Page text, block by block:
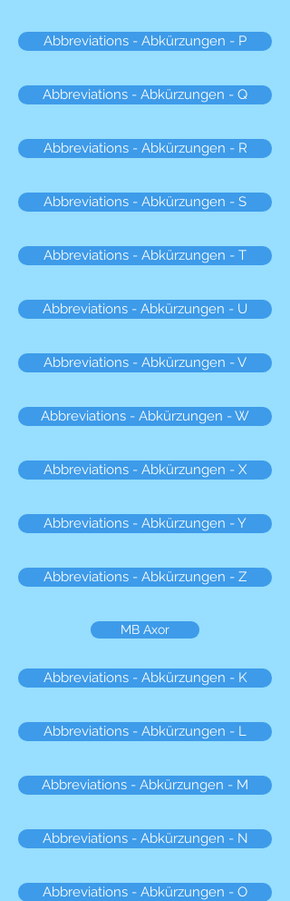
Abbreviations - Abkürzungen - P
Abbreviations - Abkürzungen - Q
Abbreviations - Abkürzungen - R
Abbreviations - Abkürzungen - S
Abbreviations - Abkürzungen - T
Abbreviations - Abkürzungen - U
Abbreviations - Abkürzungen - V
Abbreviations - Abkürzungen - W
Abbreviations - Abkürzungen - X
Abbreviations - Abkürzungen - Y
Abbreviations - Abkürzungen - Z
MB Axor
Abbreviations - Abkürzungen - K
Abbreviations - Abkürzungen - L
Abbreviations - Abkürzungen - M
Abbreviations - Abkürzungen - N
Abbreviations - Abkürzungen - O